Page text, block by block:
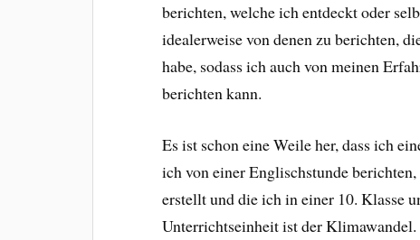
berichten, welche ich entdeckt oder
idealerweise von denen zu berichten,
habe, sodass ich auch von meinen
berichten kann.
Es ist schon eine Weile her, dass ich
ich von einer Englischstunde
erstellt und die ich in einer 10. Klasse
Unterrichtseinheit ist der